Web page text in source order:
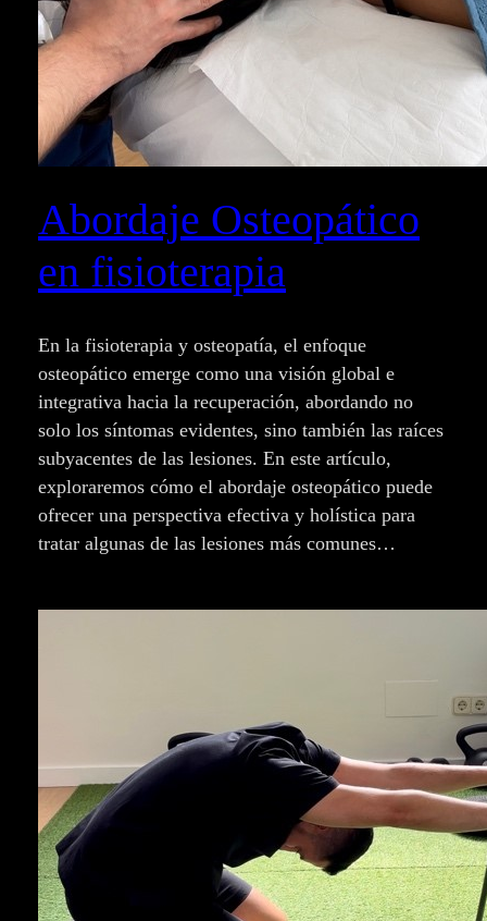
Abordaje Osteopático
en fisioterapia
En la fisioterapia y osteopatía, el enfoque
osteopático emerge como una visión global e
integrativa hacia la recuperación, abordando no
solo los síntomas evidentes, sino también las raíces
subyacentes de las lesiones. En este artículo,
exploraremos cómo el abordaje osteopático puede
ofrecer una perspectiva efectiva y holística para
tratar algunas de las lesiones más comunes…